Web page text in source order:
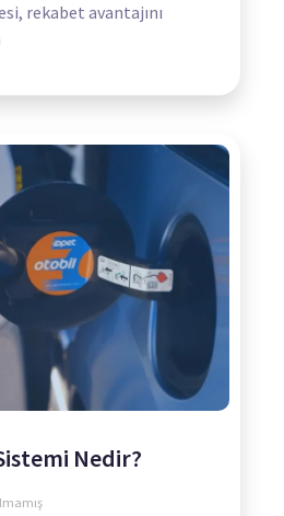
rekabet avantajını
Nedir?